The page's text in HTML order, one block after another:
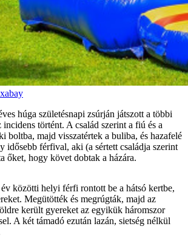
húga születésnapi zsúrján játszott a többi
történt. A család szerint a fiú és a
boltba, majd visszatértek a buliba, és hazafelé
idősebb férfival, aki (a sértett családja szerint
őket, hogy követ dobtak a házára.
közötti helyi férfi rontott be a hátsó kertbe,
Megütötték és megrúgták, majd az
került gyereket az egyikük háromszor
A két támadó ezután lazán, sietség nélkül